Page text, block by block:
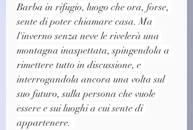
Barba in rifugio, luogo che ora, forse,
sente di poter chiamare casa. Ma
l'inverno senza neve le rivelerà una
montagna inaspettata, spingendola a
rimettere tutto in discussione, e
interrogandola ancora una volta sul
suo futuro, sulla persona che vuole
essere e sui luoghi a cui sente di
appartenere.